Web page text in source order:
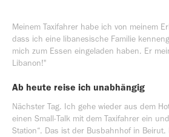
Meinem Taxifahrer habe ich von meinem
dass ich eine libanesische Familie
mich zum Essen eingeladen haben. Er
Libanon!"
Ab heute reise ich unabhängig
Nächster Tag. Ich gehe wieder aus dem
einen Small-Talk mit dem Taxifahrer ein
Station“. Das ist der Busbahnhof in